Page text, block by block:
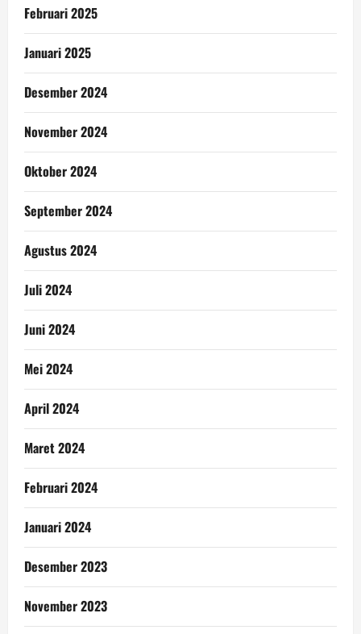
Februari 2025
Januari 2025
Desember 2024
November 2024
Oktober 2024
September 2024
Agustus 2024
Juli 2024
Juni 2024
Mei 2024
April 2024
Maret 2024
Februari 2024
Januari 2024
Desember 2023
November 2023